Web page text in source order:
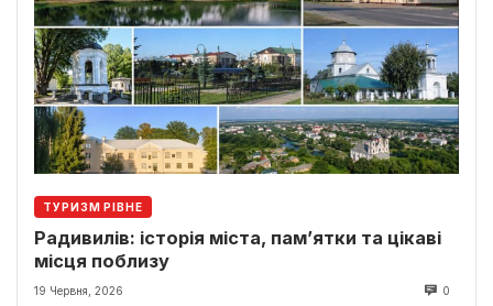
ТУРИЗМ РІВНЕ
Радивилів: історія міста, пам’ятки та цікаві
місця поблизу
19 Червня, 2026 0